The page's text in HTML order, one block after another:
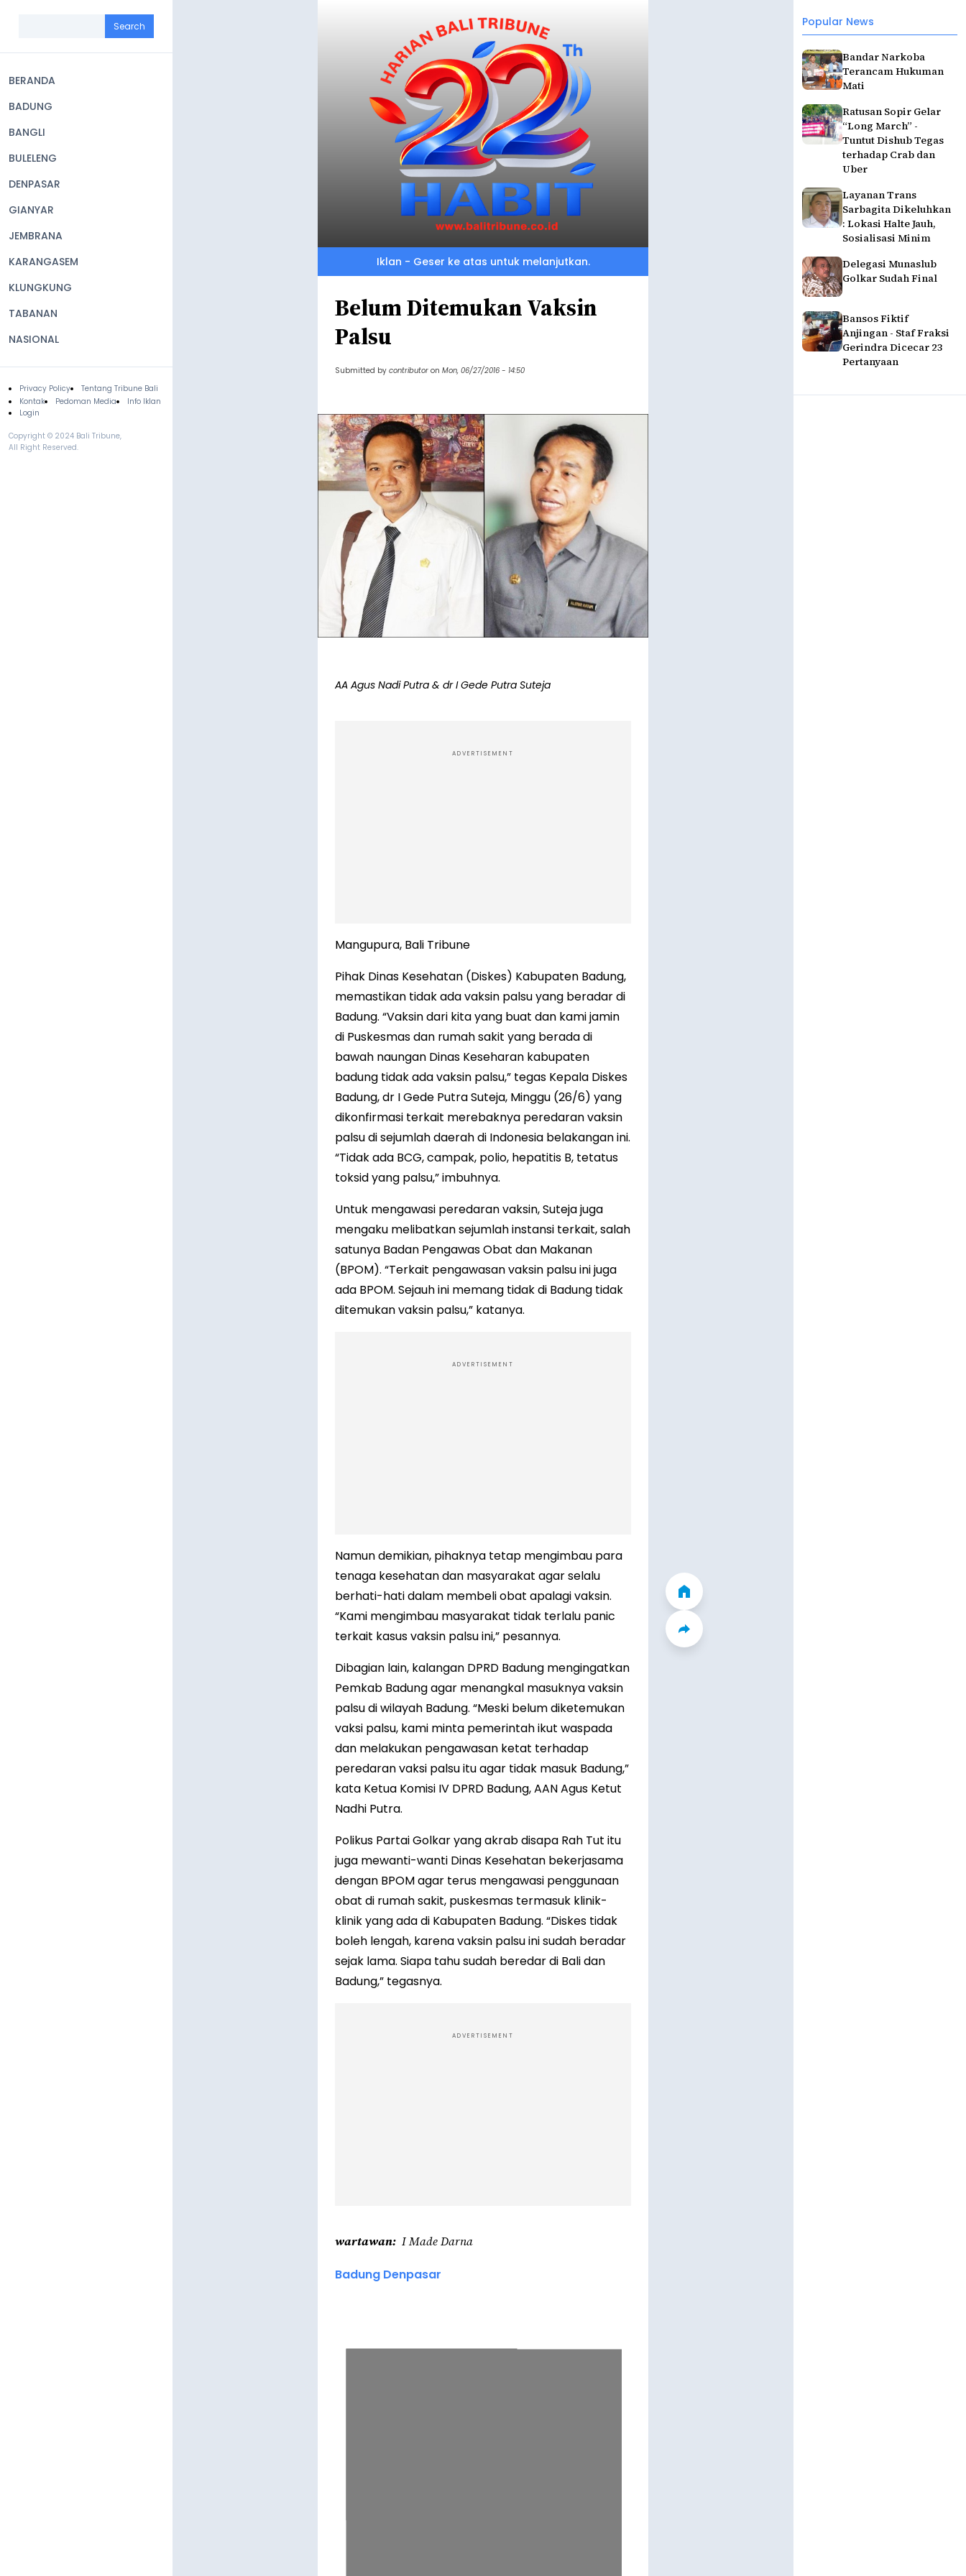
navigation
BERANDA
BADUNG
BANGLI
BULELENG
DENPASAR
GIANYAR
JEMBRANA
KARANGASEM
KLUNGKUNG
TABANAN
NASIONAL
Footer
Privacy Policy
Tentang Tribune Bali
Kontak
Pedoman Media
Info Iklan
Login
Copyright © 2024 Bali Tribune,
All Right Reserved.
Popular News
Bandar Narkoba
Terancam Hukuman
Mati
Ratusan Sopir Gelar
“Long March” -
Tuntut Dishub Tegas
terhadap Crab dan
Uber
Layanan Trans
Sarbagita Dikeluhkan
: Lokasi Halte Jauh,
Sosialisasi Minim
Delegasi Munaslub
Golkar Sudah Final
Bansos Fiktif
Anjingan - Staf Fraksi
Gerindra Dicecar 23
Pertanyaan
Iklan - Geser ke atas untuk melanjutkan.
Belum Ditemukan Vaksin
Palsu
Submitted by contributor on Mon, 06/27/2016 - 14:50
AA Agus Nadi Putra & dr I Gede Putra Suteja
ADVERTISEMENT
Mangupura, Bali Tribune
Pihak Dinas Kesehatan (Diskes) Kabupaten Badung,
memastikan tidak ada vaksin palsu yang beradar di
Badung. “Vaksin dari kita yang buat dan kami jamin
di Puskesmas dan rumah sakit yang berada di
bawah naungan Dinas Keseharan kabupaten
badung tidak ada vaksin palsu,” tegas Kepala Diskes
Badung, dr I Gede Putra Suteja, Minggu (26/6) yang
dikonfirmasi terkait merebaknya peredaran vaksin
palsu di sejumlah daerah di Indonesia belakangan ini.
“Tidak ada BCG, campak, polio, hepatitis B, tetatus
toksid yang palsu,” imbuhnya.
Untuk mengawasi peredaran vaksin, Suteja juga
mengaku melibatkan sejumlah instansi terkait, salah
satunya Badan Pengawas Obat dan Makanan
(BPOM). “Terkait pengawasan vaksin palsu ini juga
ada BPOM. Sejauh ini memang tidak di Badung tidak
ditemukan vaksin palsu,” katanya.
ADVERTISEMENT
Namun demikian, pihaknya tetap mengimbau para
tenaga kesehatan dan masyarakat agar selalu
berhati-hati dalam membeli obat apalagi vaksin.
“Kami mengimbau masyarakat tidak terlalu panic
terkait kasus vaksin palsu ini,” pesannya.
Dibagian lain, kalangan DPRD Badung mengingatkan
Pemkab Badung agar menangkal masuknya vaksin
palsu di wilayah Badung. “Meski belum diketemukan
vaksi palsu, kami minta pemerintah ikut waspada
dan melakukan pengawasan ketat terhadap
peredaran vaksi palsu itu agar tidak masuk Badung,”
kata Ketua Komisi IV DPRD Badung, AAN Agus Ketut
Nadhi Putra.
Polikus Partai Golkar yang akrab disapa Rah Tut itu
juga mewanti-wanti Dinas Kesehatan bekerjasama
dengan BPOM agar terus mengawasi penggunaan
obat di rumah sakit, puskesmas termasuk klinik-
klinik yang ada di Kabupaten Badung. “Diskes tidak
boleh lengah, karena vaksin palsu ini sudah beradar
sejak lama. Siapa tahu sudah beredar di Bali dan
Badung,” tegasnya.
ADVERTISEMENT
wartawan I Made Darna
Badung Denpasar